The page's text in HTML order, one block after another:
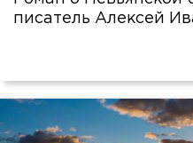
писатель Алексей